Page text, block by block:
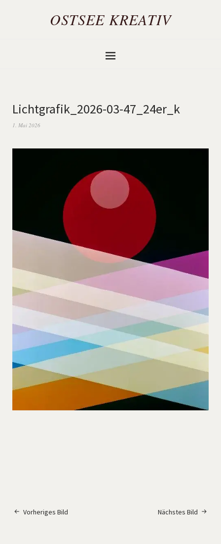
OSTSEE KREATIV
Lichtgrafik_2026-03-47_24er_k
1. Mai 2026
Nächstes Bild
Vorheriges Bild